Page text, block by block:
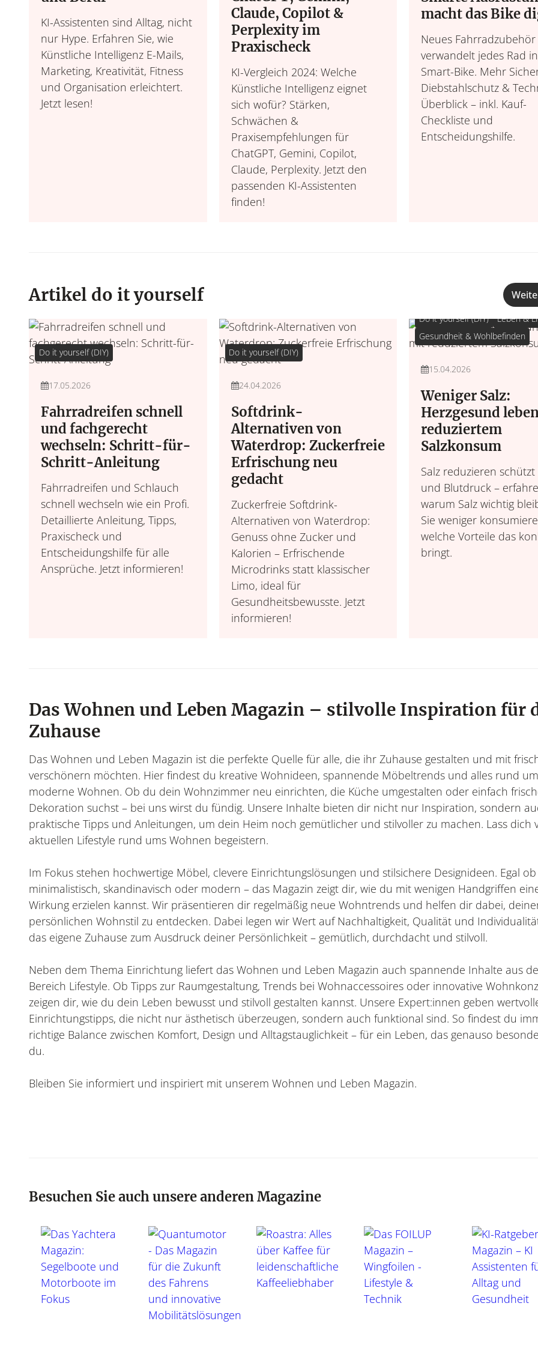
KI-Assistenten sind Alltag, nicht
nur Hype. Erfahren Sie, wie
Künstliche Intelligenz E-Mails,
Marketing, Kreativität, Fitness
und Organisation erleichtert.
Jetzt lesen!
Claude, Copilot &
Perplexity im
Praxischeck
KI-Vergleich 2024: Welche
Künstliche Intelligenz eignet
sich wofür? Stärken,
Schwächen &
Praxisempfehlungen für
ChatGPT, Gemini, Copilot,
Claude, Perplexity. Jetzt den
passenden KI-Assistenten
finden!
macht das Bike
Neues Fahrradzubehör
verwandelt jedes Rad
Smart-Bike. Mehr
Diebstahlschutz &
Überblick – inkl. Kauf-
Checkliste und
Entscheidungshilfe.
Artikel do it yourself
Do it yourself (DIY)
17.05.2026
Fahrradreifen schnell
und fachgerecht
wechseln: Schritt-für-
Schritt-Anleitung
Fahrradreifen und Schlauch
schnell wechseln wie ein Profi.
Detaillierte Anleitung, Tipps,
Praxischeck und
Entscheidungshilfe für alle
Ansprüche. Jetzt informieren!
Do it yourself (DIY)
24.04.2026
Softdrink-
Alternativen von
Waterdrop: Zuckerfreie
Erfrischung neu
gedacht
Zuckerfreie Softdrink-
Alternativen von Waterdrop:
Genuss ohne Zucker und
Kalorien – Erfrischende
Microdrinks statt klassischer
Limo, ideal für
Gesundheitsbewusste. Jetzt
informieren!
Do it yourself (DIY)
Leben &
Gesundheit & Wohlbefinden
15.04.2026
Weniger Salz:
Herzgesund
reduziertem
Salzkonsum
Salz reduzieren schützt
und Blutdruck –
warum Salz wichtig
Sie weniger
welche Vorteile das
bringt.
Das Wohnen und Leben Magazin – stilvolle Inspiration für
Zuhause
Das Wohnen und Leben Magazin ist die perfekte Quelle für alle, die ihr Zuhause gestalten und mit
verschönern möchten. Hier findest du kreative Wohnideen, spannende Möbeltrends und alles rund
moderne Wohnen. Ob du dein Wohnzimmer neu einrichten, die Küche umgestalten oder einfach
Dekoration suchst – bei uns wirst du fündig. Unsere Inhalte bieten dir nicht nur Inspiration, sondern
praktische Tipps und Anleitungen, um dein Heim noch gemütlicher und stilvoller zu machen. Lass dich
aktuellen Lifestyle rund ums Wohnen begeistern.
Im Fokus stehen hochwertige Möbel, clevere Einrichtungslösungen und stilsichere Designideen. Egal ob
minimalistisch, skandinavisch oder modern – das Magazin zeigt dir, wie du mit wenigen Handgriffen
Wirkung erzielen kannst. Wir präsentieren dir regelmäßig neue Wohntrends und helfen dir dabei,
persönlichen Wohnstil zu entdecken. Dabei legen wir Wert auf Nachhaltigkeit, Qualität und
das eigene Zuhause zum Ausdruck deiner Persönlichkeit – gemütlich, durchdacht und stilvoll.
Neben dem Thema Einrichtung liefert das Wohnen und Leben Magazin auch spannende Inhalte aus
Bereich Lifestyle. Ob Tipps zur Raumgestaltung, Trends bei Wohnaccessoires oder innovative
zeigen dir, wie du dein Leben bewusst und stilvoll gestalten kannst. Unsere Expert:innen geben
Einrichtungstipps, die nicht nur ästhetisch überzeugen, sondern auch funktional sind. So findest du
richtige Balance zwischen Komfort, Design und Alltagstauglichkeit – für ein Leben, das genauso
du.
Bleiben Sie informiert und inspiriert mit unserem Wohnen und Leben Magazin.
Besuchen Sie auch unsere anderen Magazine